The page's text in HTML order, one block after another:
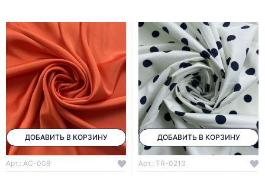
ДОБАВИТЬ В КОРЗИНУ
Арт.: AC-008
ДОБАВИТЬ В КОРЗИНУ
Арт.: TR-0213